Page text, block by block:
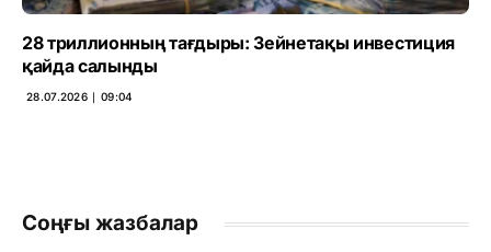
28 триллионның тағдыры: Зейнетақы инвестиция
қайда салынды
28.07.2026 ∣ 09:04
Соңғы жазбалар